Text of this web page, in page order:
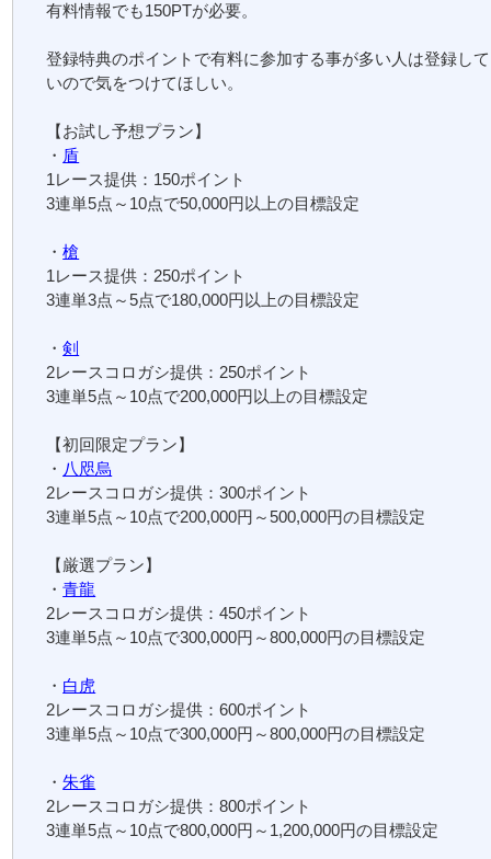
有料情報でも150PTが必要。
登録特典のポイントで有料に参加する事が多い人は登録し
いので気をつけてほしい。
【お試し予想プラン】
・ 盾
1レース提供：150ポイント
3連単5点～10点で50,000円以上の目標設定
・槍
1レース提供：250ポイント
3連単3点～5点で180,000円以上の目標設定
・剣
2レースコロガシ提供：250ポイント
3連単5点～10点で200,000円以上の目標設定
【初回限定プラン】
・ 八咫烏
2レースコロガシ提供：300ポイント
3連単5点～10点で200,000円～500,000円の目標設定
【厳選プラン】
・青龍
2レースコロガシ提供：450ポイント
3連単5点～10点で300,000円～800,000円の目標設定
・ 白虎
2レースコロガシ提供：600ポイント
3連単5点～10点で300,000円～800,000円の目標設定
・朱雀
2レースコロガシ提供：800ポイント
3連単5点～10点で800,000円～1,200,000円の目標設定